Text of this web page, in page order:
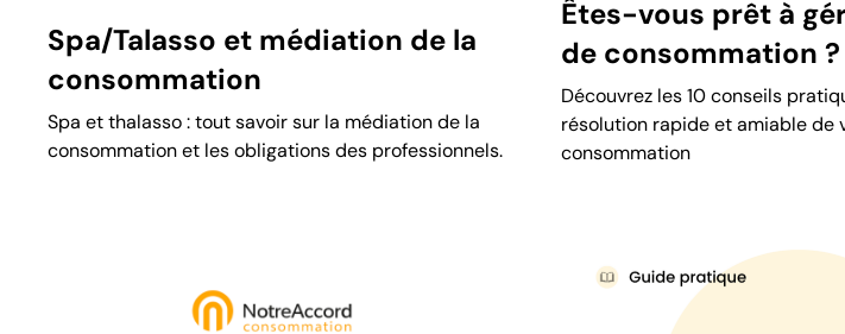
Spa/Talasso et médiation de la
consommation
Spa et thalasso : tout savoir sur la médiation de la
consommation et les obligations des professionnels.
Êtes-vous prêt à
de consommation ?
Découvrez les 10 conseils
résolution rapide et amiable de
consommation